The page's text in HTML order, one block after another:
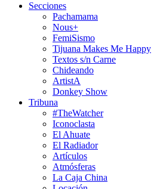
Secciones
Pachamama
Nous+
FemiSismo
Tijuana Makes Me Happy
Textos s/n Carne
Chideando
ArtistA
Donkey Show
Tribuna
#TheWatcher
Iconoclasta
El Ahuate
El Radiador
Artículos
Atmósferas
La Caja China